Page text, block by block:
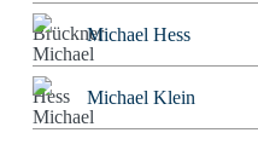
Michael Hess
Michael Klein